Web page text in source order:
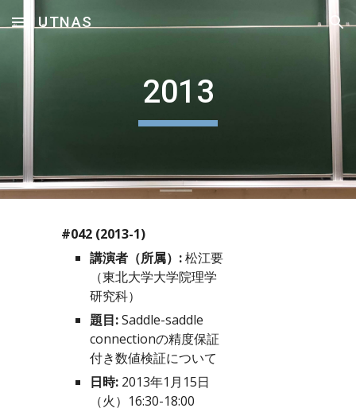
Skip to main content Skip to navigation
UTNAS
2013
#042 (2013-1)
講演者（所属）: 松江要
（東北大学大学院理学
研究科）
題目: Saddle-saddle
connectionの精度保証
付き数値検証について
日時: 2013年1月15日
（火）16:30-18:00